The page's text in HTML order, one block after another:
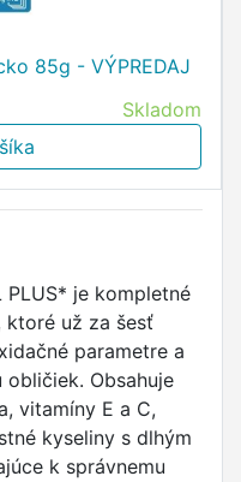
85g - VÝPREDAJ
Skladom
PLUS* je kompletné
už za šesť
parametre a
Obsahuje
vitamíny E a C,
kyseliny s dlhým
k správnemu